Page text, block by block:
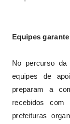
Equipes
No percurso
equipes de
preparam a
recebidos com
prefeituras